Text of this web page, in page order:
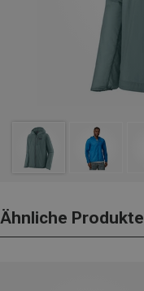
Ähnliche Produkte